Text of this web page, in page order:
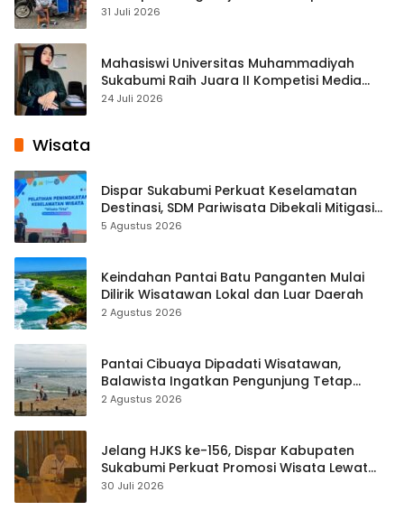
Cisaat
31 Juli 2026
Mahasiswi Universitas Muhammadiyah
Sukabumi Raih Juara II Kompetisi Media
Pembelajaran Digital Tingkat Internasional
24 Juli 2026
Wisata
Dispar Sukabumi Perkuat Keselamatan
Destinasi, SDM Pariwisata Dibekali Mitigasi
hingga Teknik Evakuasi
5 Agustus 2026
Keindahan Pantai Batu Panganten Mulai
Dilirik Wisatawan Lokal dan Luar Daerah
2 Agustus 2026
Pantai Cibuaya Dipadati Wisatawan,
Balawista Ingatkan Pengunjung Tetap
Waspada
2 Agustus 2026
Jelang HJKS ke-156, Dispar Kabupaten
Sukabumi Perkuat Promosi Wisata Lewat
Publikasi Digital
30 Juli 2026